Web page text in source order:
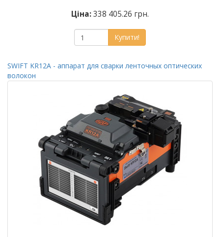
Ціна:338 405.26 грн.
Купити!
SWIFT KR12A - аппарат для сварки ленточных оптических
волокон